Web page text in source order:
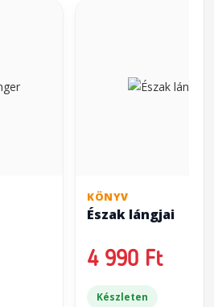
KÖNYV
Észak lángjai
4 990 Ft
Készleten